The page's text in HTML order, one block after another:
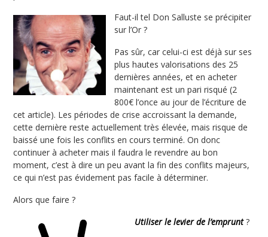
Faut-il tel Don Salluste se précipiter
sur l’Or ?
Pas sûr, car celui-ci est déjà sur ses
plus hautes valorisations des 25
dernières années, et en acheter
maintenant est un pari risqué (2
800€ l’once au jour de l’écriture de
cet article). Les périodes de crise accroissant la demande,
cette dernière reste actuellement très élevée, mais risque de
baissé une fois les conflits en cours terminé. On donc
continuer à acheter mais il faudra le revendre au bon
moment, c’est à dire un peu avant la fin des conflits majeurs,
ce qui n’est pas évidement pas facile à déterminer.
Alors que faire ?
Utiliser le levier de l’emprunt?